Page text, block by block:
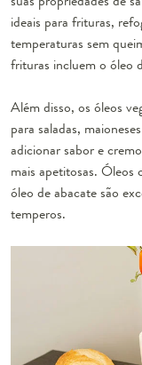
ideais para frituras,
temperaturas sem
frituras incluem o óleo
Além disso, os óleos
para saladas,
adicionar sabor e
mais apetitosas. Óleos
óleo de abacate são
temperos.